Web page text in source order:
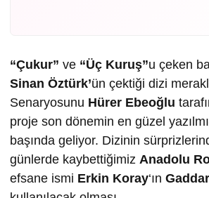
“Çukur” ve “Üç Kuruş”u çeken
Sinan Öztürk’ün çektiği dizi
Senaryosunu Hürer Ebeoğlu
proje son dönemin en güzel
başında geliyor. Dizinin
günlerde kaybettiğimiz Anadolu
efsane ismi Erkin Koray‘ın Gaddar